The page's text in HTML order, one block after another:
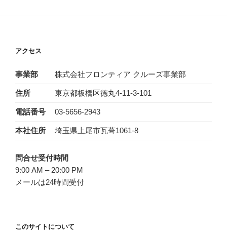
アクセス
事業部 株式会社フロンティア クルーズ事業部
住所 東京都板橋区徳丸4-11-3-101
電話番号 03-5656-2943‬
本社住所 埼玉県上尾市瓦葺1061-8
問合せ受付時間
9:00 AM – 20:00 PM
メールは24時間受付
このサイトについて